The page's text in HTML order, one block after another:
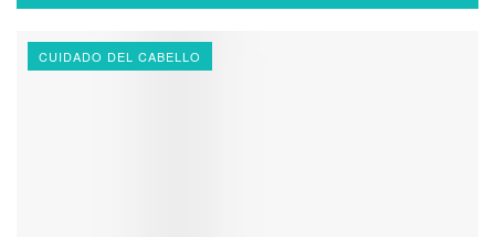
CUIDADO DEL CABELLO